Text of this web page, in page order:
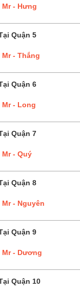
Mr - Hưng
Quận 5
Mr - Thắng
Quận 6
Mr - Long
Quận 7
Mr - Quý
Quận 8
Mr - Nguyên
Quận 9
Mr - Dương
Quận 10